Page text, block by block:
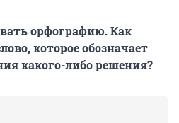
орфографию. Как
которое обозначает
какого-либо решения?